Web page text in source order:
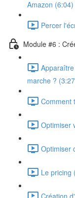
Amazon (6:04)
Percer
Module #6 :
marche ?
Comment
Optimiser
Optimiser
Le pricing
Création